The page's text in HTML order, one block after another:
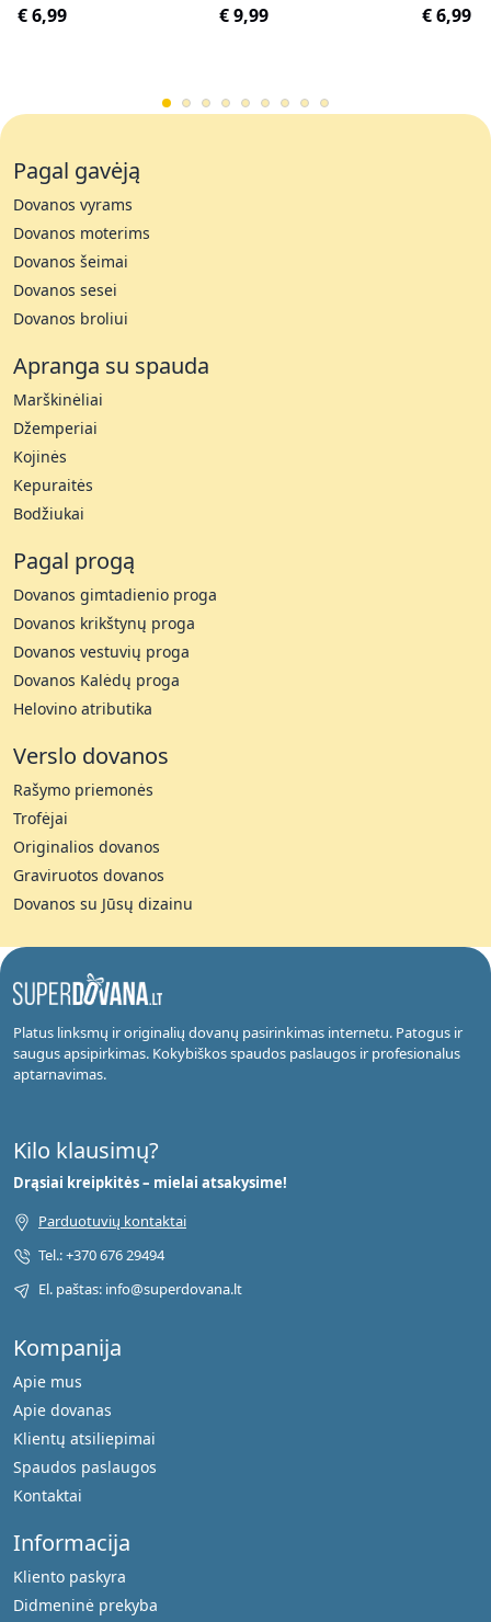
€ 6,99 € 9,99 € 6,99
Pagal gavėją
Dovanos vyrams
Dovanos moterims
Dovanos šeimai
Dovanos sesei
Dovanos broliui
Apranga su spauda
Marškinėliai
Džemperiai
Kojinės
Kepuraitės
Bodžiukai
Pagal progą
Dovanos gimtadienio proga
Dovanos krikštynų proga
Dovanos vestuvių proga
Dovanos Kalėdų proga
Helovino atributika
Verslo dovanos
Rašymo priemonės
Trofėjai
Originalios dovanos
Graviruotos dovanos
Dovanos su Jūsų dizainu
Platus linksmų ir originalių dovanų pasirinkimas internetu. Patogus ir
saugus apsipirkimas. Kokybiškos spaudos paslaugos ir profesionalus
aptarnavimas.
Kompanija
Apie mus
Apie dovanas
Klientų atsiliepimai
Spaudos paslaugos
Kontaktai
Informacija
Kliento paskyra
Didmeninė prekyba
Kilo klausimų?
Drąsiai kreipkitės – mielai atsakysime!
Parduotuvių kontaktai
Tel.: +370 676 29494
El. paštas: info@superdovana.lt